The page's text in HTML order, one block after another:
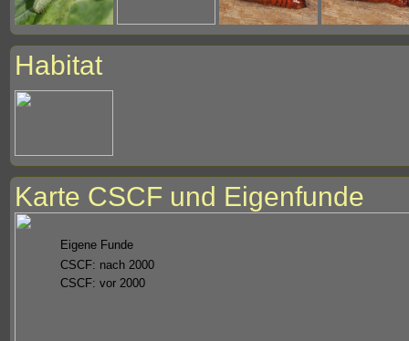
Habitat
Karte CSCF und Eigenfunde
Eigene Funde
CSCF: nach 2000
CSCF: vor 2000